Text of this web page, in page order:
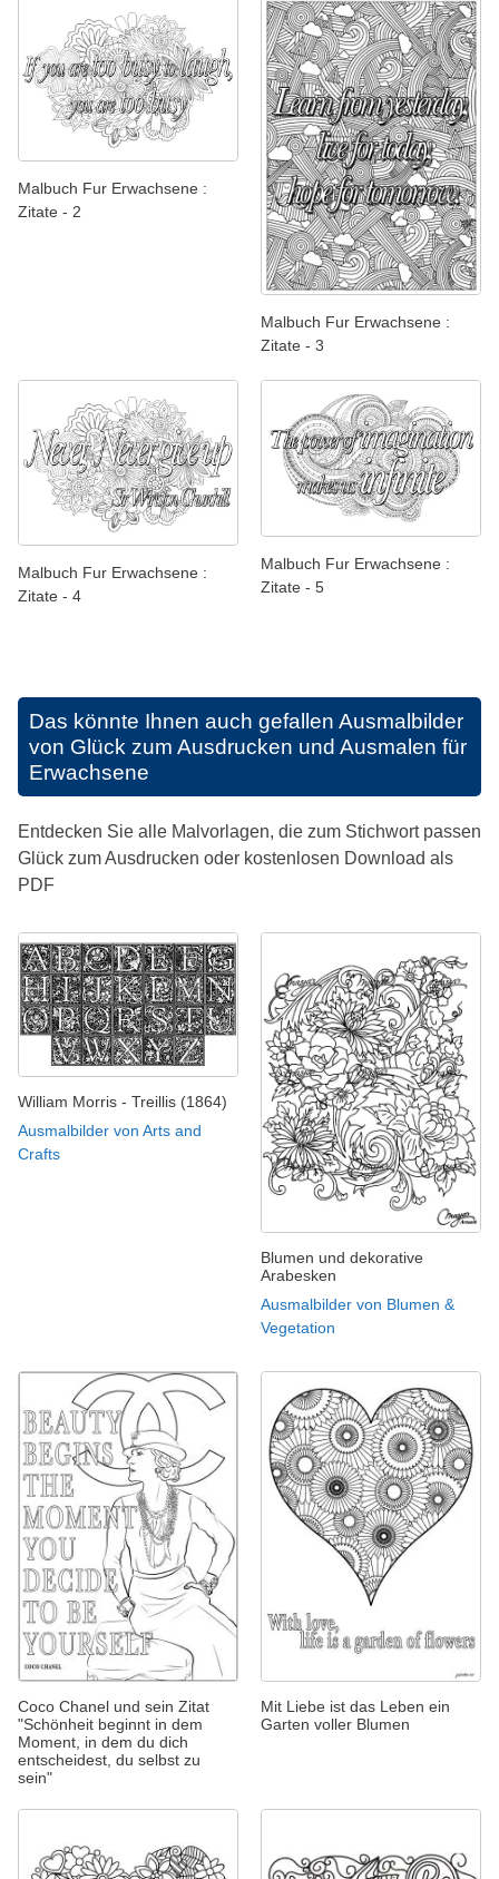
Malbuch Fur Erwachsene :
Zitate - 2
Malbuch Fur Erwachsene :
Zitate - 3
Malbuch Fur Erwachsene :
Zitate - 4
Malbuch Fur Erwachsene :
Zitate - 5
Das könnte Ihnen auch gefallen Ausmalbilder
von Glück zum Ausdrucken und Ausmalen für
Erwachsene
Entdecken Sie alle Malvorlagen, die zum Stichwort passen
Glück zum Ausdrucken oder kostenlosen Download als
PDF
William Morris - Treillis (1864)
Ausmalbilder von Arts and
Crafts
Blumen und dekorative
Arabesken
Ausmalbilder von Blumen &
Vegetation
Coco Chanel und sein Zitat
"Schönheit beginnt in dem
Moment, in dem du dich
entscheidest, du selbst zu
sein"
Mit Liebe ist das Leben ein
Garten voller Blumen